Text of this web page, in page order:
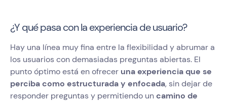
¿Y qué pasa con la experiencia de usuario?
Hay una línea muy fina entre la flexibilidad y abrumar a
los usuarios con demasiadas preguntas abiertas. El
punto óptimo está en ofrecer una experiencia que se
perciba como estructurada y enfocada, sin dejar de
responder preguntas y permitiendo uncamino de